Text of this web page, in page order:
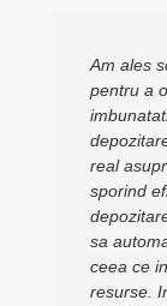
Am ales
pentru a
real
sporind
sa
ceea ce
resurse.